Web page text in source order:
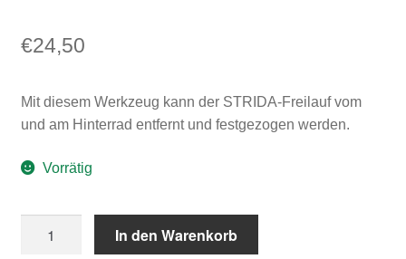
€24,50
Mit diesem Werkzeug kann der STRIDA-Freilauf vom
und am Hinterrad entfernt und festgezogen werden.
Vorrätig
In den Warenkorb